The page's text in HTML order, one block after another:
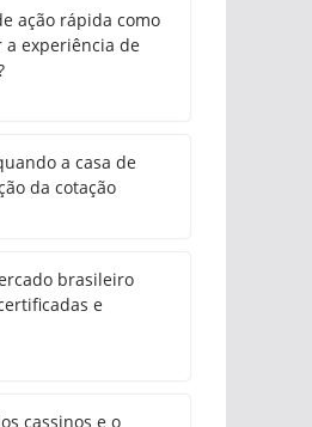
ação rápida como
a experiência de
a casa de
da cotação
brasileiro
e
cassinos e o